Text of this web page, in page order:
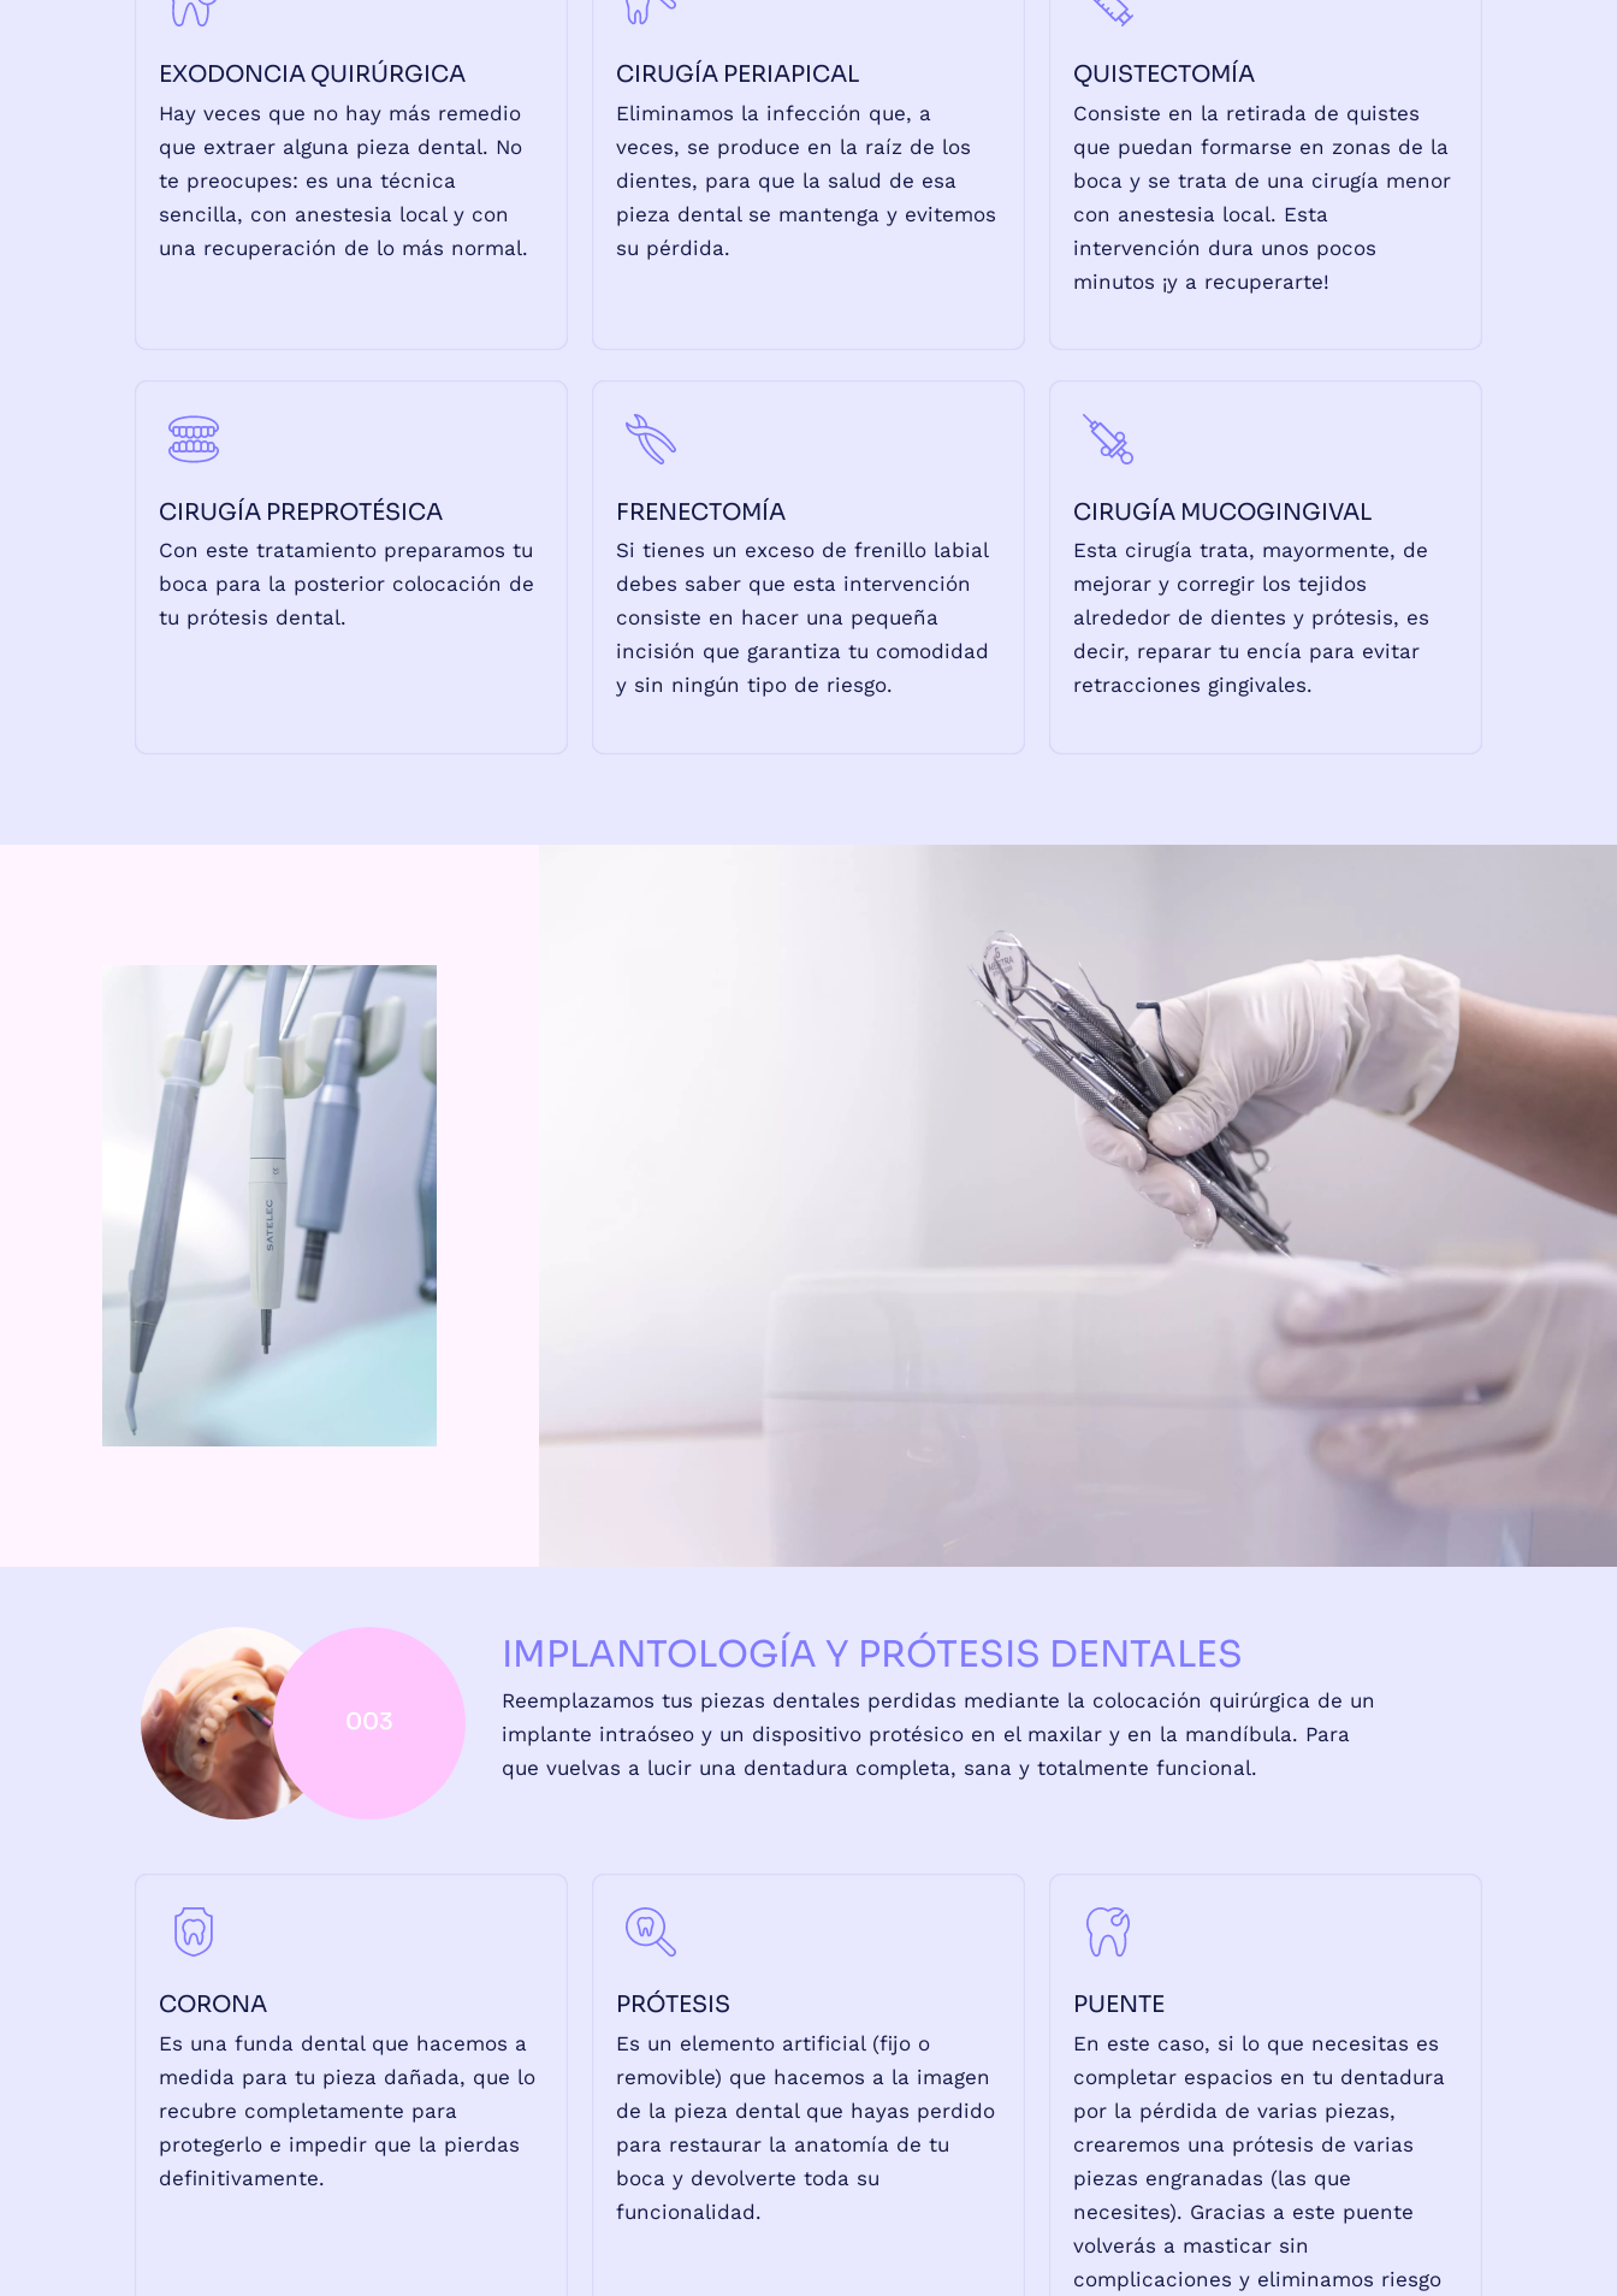
EXODONCIA QUIRÚRGICA
Hay veces que no hay más remedio
que extraer alguna pieza dental. No
te preocupes: es una técnica
sencilla, con anestesia local y con
una recuperación de lo más normal.
CIRUGÍA PERIAPICAL
Eliminamos la infección que, a
veces, se produce en la raíz de los
dientes, para que la salud de esa
pieza dental se mantenga y evitemos
su pérdida.
QUISTECTOMÍA
Consiste en la retirada de quistes
que puedan formarse en zonas de la
boca y se trata de una cirugía menor
con anestesia local. Esta
intervención dura unos pocos
minutos ¡y a recuperarte!
CIRUGÍA PREPROTÉSICA
Con este tratamiento preparamos tu
boca para la posterior colocación de
tu prótesis dental.
FRENECTOMÍA
Si tienes un exceso de frenillo labial
debes saber que esta intervención
consiste en hacer una pequeña
incisión que garantiza tu comodidad
y sin ningún tipo de riesgo.
CIRUGÍA MUCOGINGIVAL
Esta cirugía trata, mayormente, de
mejorar y corregir los tejidos
alrededor de dientes y prótesis, es
decir, reparar tu encía para evitar
retracciones gingivales.
003
IMPLANTOLOGÍA Y PRÓTESIS DENTALES
Reemplazamos tus piezas dentales perdidas mediante la colocación quirúrgica de un
implante intraóseo y un dispositivo protésico en el maxilar y en la mandíbula. Para
que vuelvas a lucir una dentadura completa, sana y totalmente funcional.
CORONA
Es una funda dental que hacemos a
medida para tu pieza dañada, que lo
recubre completamente para
protegerlo e impedir que la pierdas
definitivamente.
PRÓTESIS
Es un elemento artificial (fijo o
removible) que hacemos a la imagen
de la pieza dental que hayas perdido
para restaurar la anatomía de tu
boca y devolverte toda su
funcionalidad.
PUENTE
En este caso, si lo que necesitas es
completar espacios en tu dentadura
por la pérdida de varias piezas,
crearemos una prótesis de varias
piezas engranadas (las que
necesites). Gracias a este puente
volverás a masticar sin
complicaciones y eliminamos riesgo